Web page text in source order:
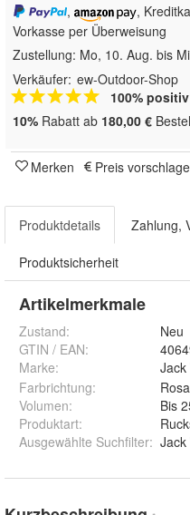
,
,
Vorkasse per Überweisung
Zustellung: Mo, 10. Aug. bis
Verkäufer: ew-Outdoor-Shop
100% positiv
10% Rabatt ab 180,00 €
Merken Preis
Produktdetails Zahlung,
Produktsicherheit
Artikelmerkmale
Zustand:
Neu
GTIN / EAN:
Marke:
Jack
Farbrichtung:
Rosa
Volumen:
Bis
Produktart:
Ausgewählte Suchfilter: Jack